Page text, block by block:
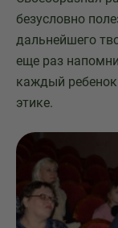
безусловно
дальнейшего
еще раз
каждый ребенок
этике.